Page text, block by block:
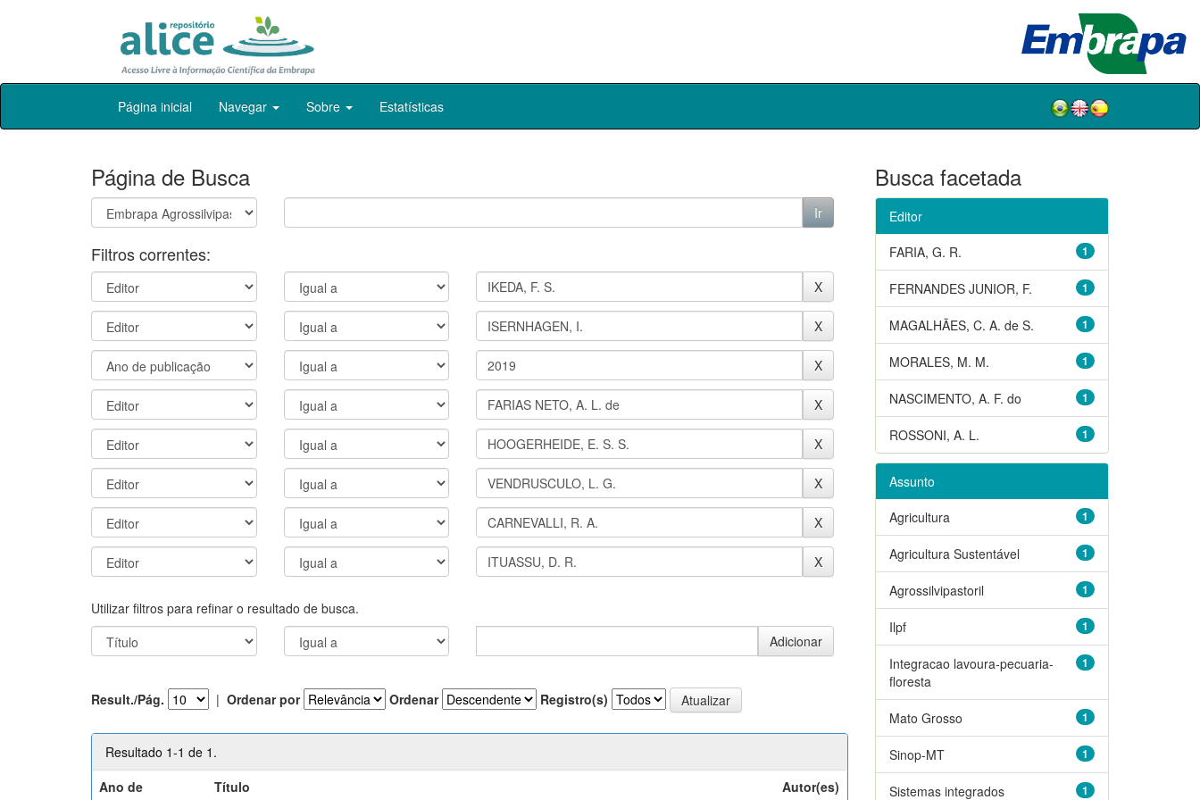
Skip
Página inicial Navegar Sobre Estatísticas
Página de Busca
Filtros correntes:
Utilizar filtros para refinar o resultado de busca.
Result./Pág. | Ordenar por Ordenar Registro(s)
Resultado 1-1 de 1.
Ano de
Título Autor(es)
Busca facetada
Editor
1
FARIA, G. R.
1
FERNANDES JUNIOR, F.
1
MAGALHÃES, C. A. de S.
1
MORALES, M. M.
1
NASCIMENTO, A. F. do
1
ROSSONI, A. L.
Assunto
1
Agricultura
1
Agricultura Sustentável
1
Agrossilvipastoril
1
Ilpf
1
Integracao lavoura-pecuaria-
floresta
1
Mato Grosso
1
Sinop-MT
1
Sistemas integrados